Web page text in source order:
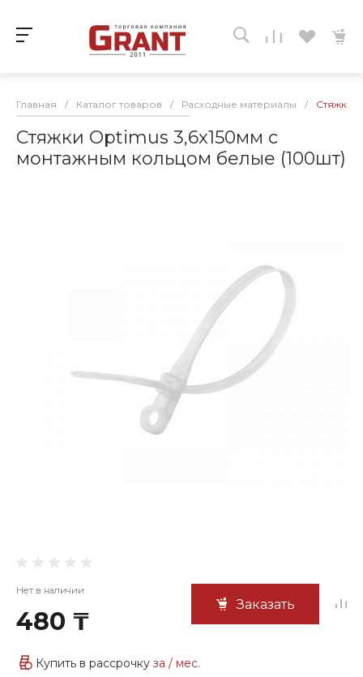
Главная / Каталог товаров / Расходные материалы / Стяжки
Стяжки Optimus 3,6x150мм с
монтажным кольцом белые (100шт)
Нет в наличии
480 ₸
Заказать
Купить в рассрочку за / мес.